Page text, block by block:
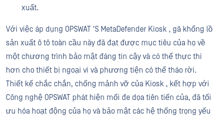
xuất.
Với việc áp dụng OPSWAT 'S MetaDefender Kiosk , gã khổng lồ
sản xuất ô tô toàn cầu này đã đạt được mục tiêu của họ về
một chương trình bảo mật đáng tin cậy và có thể thực thi
hơn cho thiết bị ngoại vi và phương tiện có thể tháo rời.
Thiết kế chắc chắn, chống mảnh vỡ của Kiosk , kết hợp với
Công nghệ OPSWAT phát hiện mối đe dọa tiên tiến của, đã tối
ưu hóa hoạt động của họ và bảo mật các hệ thống trọng yếu